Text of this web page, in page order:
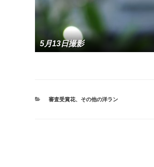
5月13日撮影
カ
審査受賞花、 その他の洋ラン